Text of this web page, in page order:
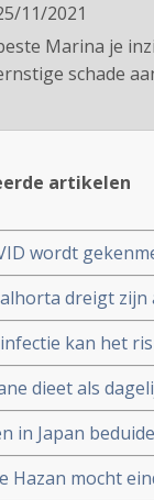
11/2021
Marina je
schade
artikelen
wordt
CD8+ T-
op de
met
dreigt zijn
vaccins ter
plotseling
kan het
drie jaar na
dieet als
- Covid-19
in Japan
in vergelijking
Hazan mocht